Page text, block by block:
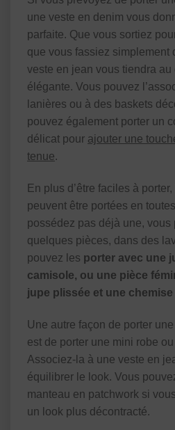
une veste en denim vous
parfaite. Que vous sortiez
que vous fassiez simplement
veste en jean vous tiendra au
élégante. Vous pouvez
lanières ou à des baskets
pouvez également porter un
délicat pour ajouter une
tenue.
En plus d’être faciles à
peuvent être portées en
possédez pas déjà une, vous
quelques pièces, dans des
pouvez les porter avec une
camisole, ou une pièce
jupe plissée et une
Une autre façon de porter
est de porter une mini robe
Associez-la à une veste en
équilibrer le look. Vous
manteau en patchwork si
un look plus décontracté.